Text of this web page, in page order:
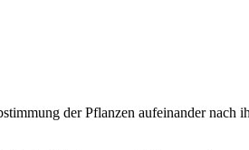
der Pflanzen aufeinander nach